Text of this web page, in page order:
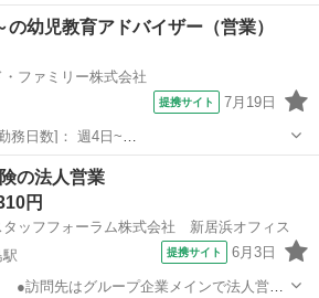
の幼児教育アドバイザー（営業）
・ファミリー株式会社
提携サイト 7月19日
09:30~14:00 [勤務地・最寄
エリア選択可 ワールド・ファ...
の法人営業
円
タッフフォーラム株式会社 新居浜オフィス
提携サイト 6月3日